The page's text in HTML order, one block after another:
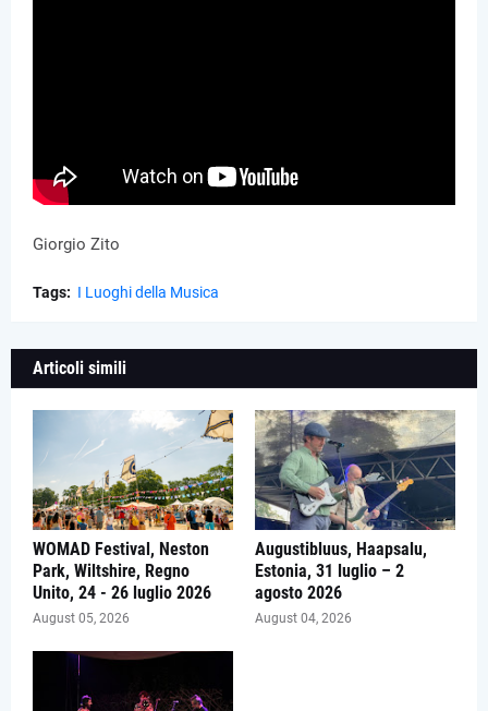
Giorgio Zito
Tags: I Luoghi della Musica
Articoli simili
WOMAD Festival, Neston
Park, Wiltshire, Regno
Unito, 24 - 26 luglio 2026
August 05, 2026
Augustibluus, Haapsalu,
Estonia, 31 luglio – 2
agosto 2026
August 04, 2026